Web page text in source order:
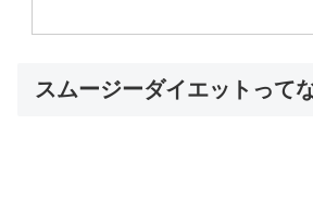
スムージーダイエットって